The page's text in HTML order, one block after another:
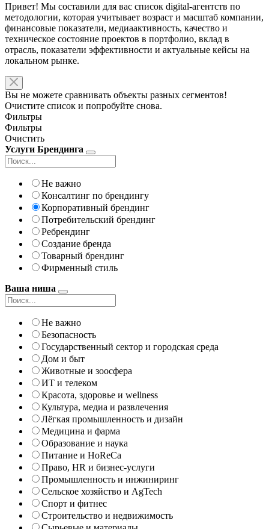
Привет! Мы составили для вас список digital-агентств по
методологии, которая учитывает возраст и масштаб компании,
финансовые показатели, медиаактивность, качество и
техническое состояние проектов в портфолио, вклад в
отрасль, показатели эффективности и актуальные кейсы на
локальном рынке.
Вы не можете сравнивать объекты разных сегментов!
Очистите список и попробуйте снова.
Фильтры
Фильтры
Очистить
Услуги Брендинга
Не важно
Консалтинг по брендингу
Корпоративный брендинг
Потребительский брендинг
Ребрендинг
Создание бренда
Товарный брендинг
Фирменный стиль
Ваша ниша
Не важно
Безопасность
Государственный сектор и городская среда
Дом и быт
Животные и зоосфера
ИТ и телеком
Красота, здоровье и wellness
Культура, медиа и развлечения
Лёгкая промышленность и дизайн
Медицина и фарма
Образование и наука
Питание и HoReCa
Право, HR и бизнес-услуги
Промышленность и инжиниринг
Сельское хозяйство и AgTech
Спорт и фитнес
Строительство и недвижимость